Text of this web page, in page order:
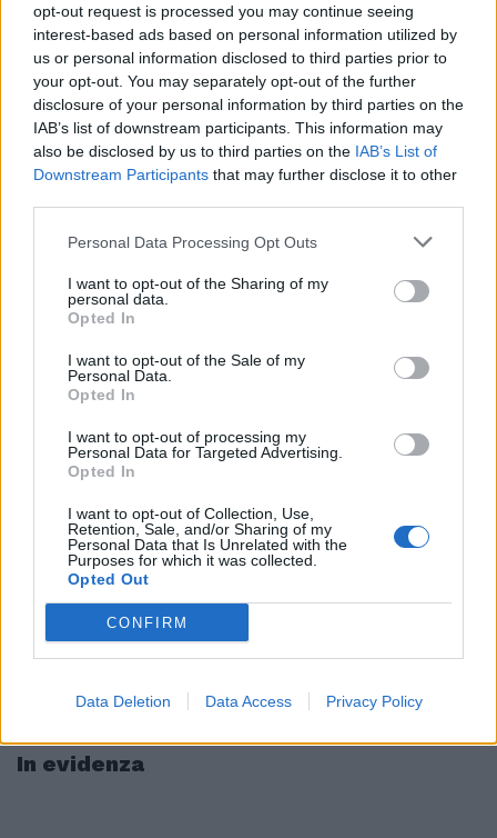
opt-out request is processed you may continue seeing
interest-based ads based on personal information utilized by
us or personal information disclosed to third parties prior to
your opt-out. You may separately opt-out of the further
disclosure of your personal information by third parties on the
IAB’s list of downstream participants. This information may
also be disclosed by us to third parties on the IAB’s List of
Downstream Participants that may further disclose it to other
Personal Data Processing Opt Outs
I want to opt-out of the Sharing of my
personal data.
Opted In
I want to opt-out of the Sale of my
Personal Data.
Opted In
I want to opt-out of processing my
Personal Data for Targeted Advertising.
Opted In
I want to opt-out of Collection, Use,
Retention, Sale, and/or Sharing of my
Personal Data that Is Unrelated with the
Purposes for which it was collected.
Opted Out
CONFIRM
Data Deletion Data Access Privacy Policy
salentina, i malpensanti ricorderebbero
quello che ha già scritto Dagospia: cioè che il
direttore artistico Mazzi, dopo Sanremo, sarà
consulente per il "serale" di "Amici". Non c'è
niente da fare: in Riviera come ti muovi rischi
la scivolata. Involontaria, ovvio.
In evidenza